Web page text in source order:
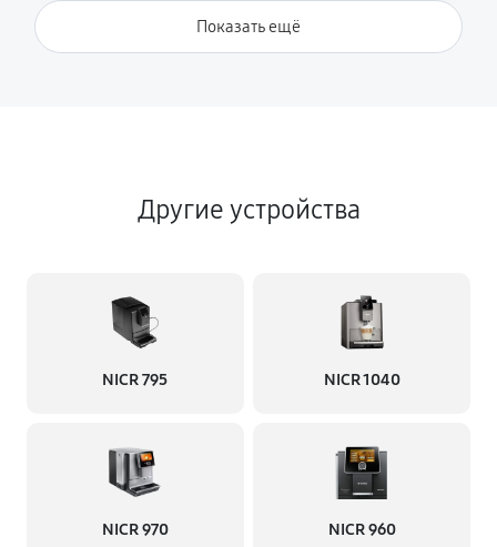
Показать ещё
Другие устройства
NICR 795 NICR 1040
NICR 970 NICR 960